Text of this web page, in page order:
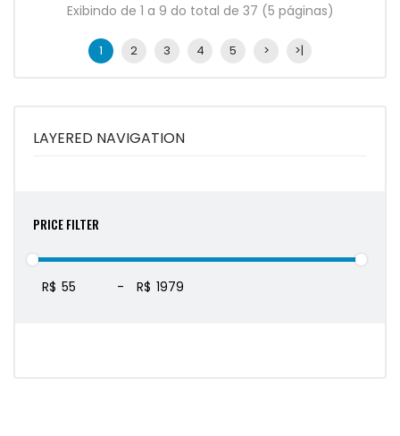
LAYERED NAVIGATION
PRICE FILTER
R$ - R$
Exibindo de 1 a 9 do total de 37 (5 páginas)
1 2 3 4 5 > >|